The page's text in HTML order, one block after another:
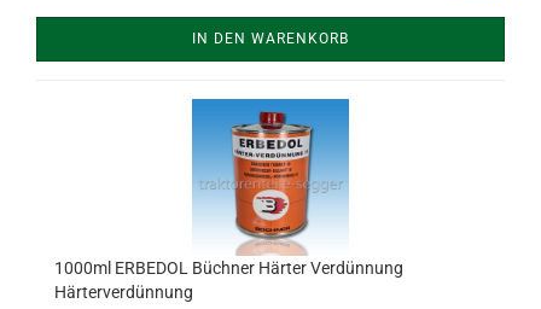
IN DEN WARENKORB
1000ml ERBEDOL Büchner Härter Verdünnung
Härterverdünnung